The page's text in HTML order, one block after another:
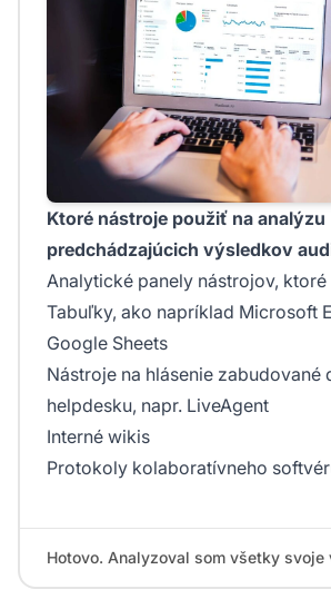
Ktoré nástroje použiť na analýzu
predchádzajúcich výsledkov
Analytické panely nástrojov,
Tabuľky, ako napríklad Microsoft
Google Sheets
Nástroje na hlásenie zabudované
helpdesku, napr. LiveAgent
Interné wikis
Protokoly kolaboratívneho
Hotovo. Analyzoval som všetky